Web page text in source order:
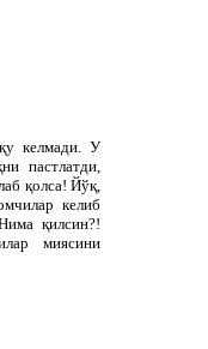
келмади. У
пастлатди,
қолса! Йўқ,
келиб
қилсин?!
миясини